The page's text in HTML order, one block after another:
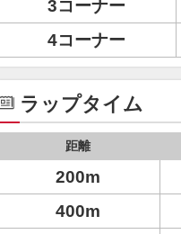
3コーナー
4コーナー
ラップタイム
距離
200m
400m